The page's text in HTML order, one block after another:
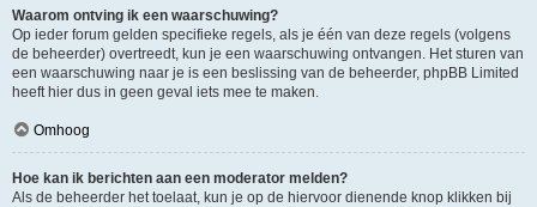
Waarom ontving ik een waarschuwing?
Op ieder forum gelden specifieke regels, als je één van deze regels (volgens
de beheerder) overtreedt, kun je een waarschuwing ontvangen. Het sturen van
een waarschuwing naar je is een beslissing van de beheerder, phpBB Limited
heeft hier dus in geen geval iets mee te maken.
Omhoog
Hoe kan ik berichten aan een moderator melden?
Als de beheerder het toelaat, kun je op de hiervoor dienende knop klikken bij